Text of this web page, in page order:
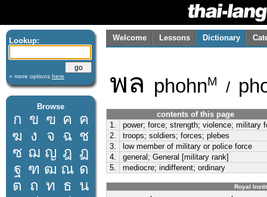
Lookup:
» more options here
Browse
ก ข ฃ ค ฅ
ฆ ง จ ฉ ช
ซ ฌ ญ ฎ ฏ
ฐ ฑ ฒ ณ ด
ต ถ ท ธ น
Welcome Lessons Dictionary
พล phohnM /
contents of this page
1.
power; force; strength; violence; military
2.
troops; soldiers; forces; plebes
3.
low member of military or police force
4.
general; General [military rank]
5.
mediocre; indifferent; ordinary
Royal